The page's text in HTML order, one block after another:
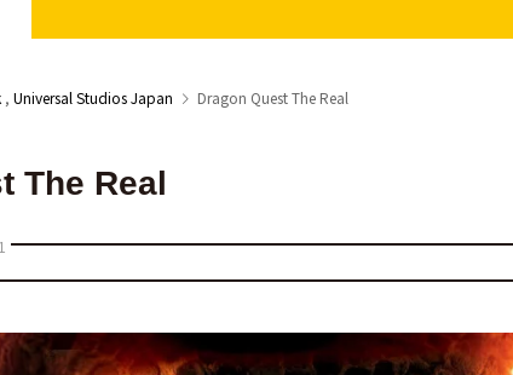
, Universal Studios Japan Dragon Quest The Real
The Real